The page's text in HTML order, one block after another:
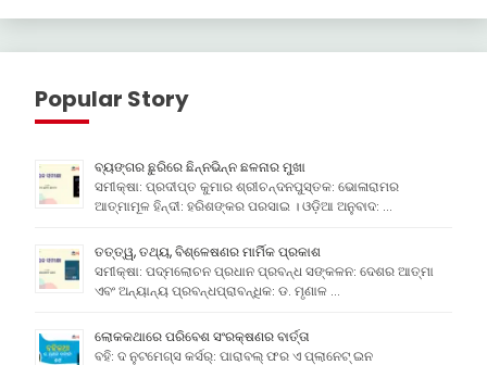
Popular Story
ବ୍ୟଙ୍ଗର ଛୁରିରେ ଛିନ୍ନଭିନ୍ନ ଛଳନାର ମୁଖା
ସମୀକ୍ଷା: ପ୍ରଦୀପ୍ତ କୁମାର ଶ୍ରୀଚନ୍ଦନପୁସ୍ତକ: ଭୋଳାରାମର
ଆତ୍ମାମୂଳ ହିନ୍ଦୀ: ହରିଶଙ୍କର ପରସାଇ । ଓଡ଼ିଆ ଅନୁବାଦ: …
ତତ୍ତ୍ୱ, ତଥ୍ୟ, ବିଶ୍ଳେଷଣର ମାର୍ମିକ ପ୍ରକାଶ
ସମୀକ୍ଷା: ପଦ୍ମଲୋଚନ ପ୍ରଧାନ ପ୍ରବନ୍ଧ ସଙ୍କଳନ: ଦେଶର ଆତ୍ମା
ଏବଂ ଅନ୍ୟାନ୍ୟ ପ୍ରବନ୍ଧପ୍ରାବନ୍ଧିକ: ଡ. ମୃଣାଳ …
ଲୋକକଥାରେ ପରିବେଶ ସଂରକ୍ଷଣର ବାର୍ତ୍ତା
ବହି: ଦ ନୁଟମେଗ୍ସ କର୍ସର୍: ପାରାବଲ୍ ଫର ଏ ପ୍ଲାନେଟ୍ ଇନ